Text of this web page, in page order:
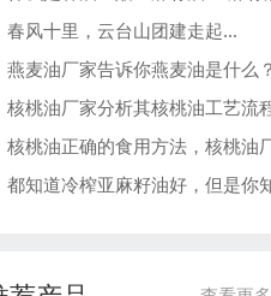
春风十里，云台山团建走起...